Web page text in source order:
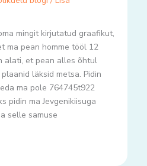
mingit kirjutatud graafikut,
ma pean homme tööl 12
alati, et pean alles õhtul
läksid metsa. Pidin
ma pole 764745t922
pidin ma Jevgenikiisuga
selle samuse